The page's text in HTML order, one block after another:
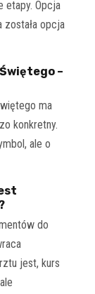
etapy. Opcja
została opcja
–
ma
konkretny.
ale o
do
jest, kurs